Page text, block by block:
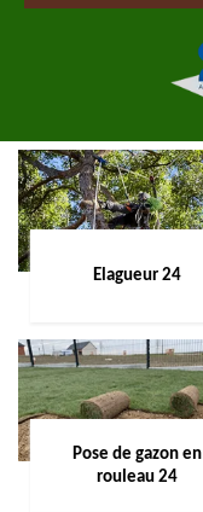
Elagueur 24
Pose de gazon en
rouleau 24